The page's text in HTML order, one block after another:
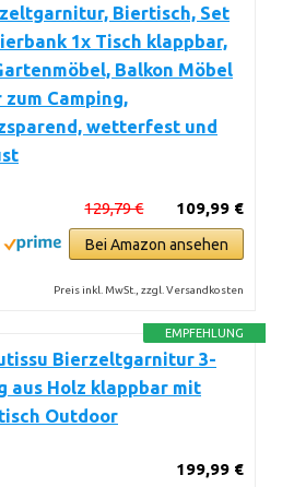
Biertisch, Set
1x Tisch klappbar,
Balkon Möbel
zum Camping,
wetterfest und
109,99 €
129,79 €
Bei Amazon ansehen
Preis inkl. MwSt., zzgl. Versandkosten
EMPFEHLUNG
Bierzeltgarnitur 3-
aus Holz klappbar mit
Outdoor
199,99 €